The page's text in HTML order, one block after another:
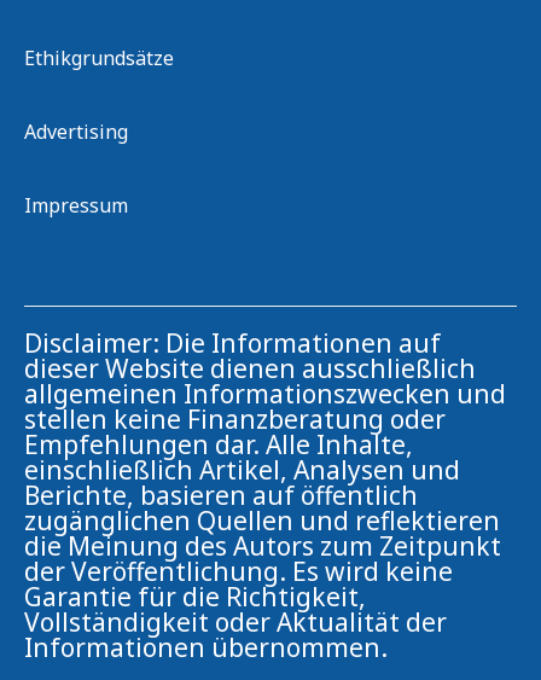
Ethikgrundsätze
Advertising
Impressum
Disclaimer: Die Informationen auf
dieser Website dienen ausschließlich
allgemeinen Informationszwecken und
stellen keine Finanzberatung oder
Empfehlungen dar. Alle Inhalte,
einschließlich Artikel, Analysen und
Berichte, basieren auf öffentlich
zugänglichen Quellen und reflektieren
die Meinung des Autors zum Zeitpunkt
der Veröffentlichung. Es wird keine
Garantie für die Richtigkeit,
Vollständigkeit oder Aktualität der
Informationen übernommen.